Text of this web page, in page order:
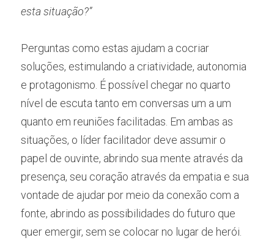
esta situação?”
Perguntas como estas ajudam a cocriar
soluções, estimulando a criatividade, autonomia
e protagonismo. É possível chegar no quarto
nível de escuta tanto em conversas um a um
quanto em reuniões facilitadas. Em ambas as
situações, o líder facilitador deve assumir o
papel de ouvinte, abrindo sua mente através da
presença, seu coração através da empatia e sua
vontade de ajudar por meio da conexão com a
fonte, abrindo as possibilidades do futuro que
quer emergir, sem se colocar no lugar de herói.